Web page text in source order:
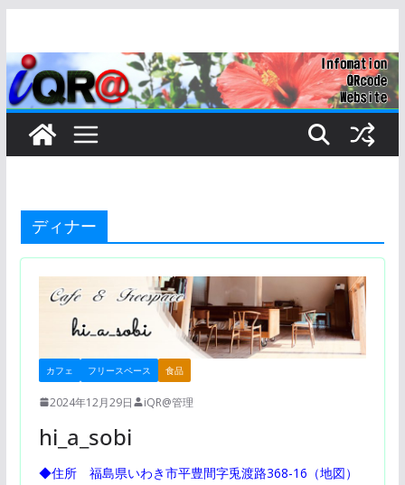
テ
ン
ディナー
カフェ フリースペース 食品
2024年12月29日 iQR@管理
hi_a_sobi
◆住所 福島県いわき市平豊間字兎渡路368-16（地図）